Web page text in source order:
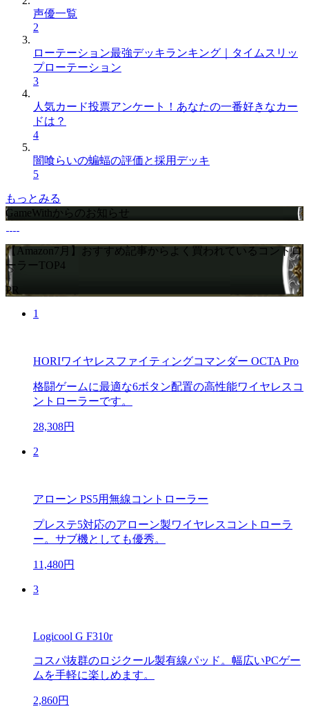
声優一覧
2
ローテーション最強デッキランキング｜タイムスリッ
プローテーション
3
人気カード投票アンケート！あなたの一番好きなカー
ドは？
4
闇喰らいの蝙蝠の評価と採用デッキ
5
もっとみる
GameWithからのお知らせ
【Amazon7月】おすすめ記事からよく買われているコントロ
ーラーTOP4
PR
1
HORIワイヤレスファイティングコマンダー OCTA Pro
格闘ゲームに最適な6ボタン配置の高性能ワイヤレスコ
ントローラーです。
28,308円
2
アローン PS5用無線コントローラー
プレステ5対応のアローン製ワイヤレスコントローラ
ー。サブ機としても優秀。
11,480円
3
Logicool G F310r
コスパ抜群のロジクール製有線パッド。幅広いPCゲー
ムを手軽に楽しめます。
2,860円